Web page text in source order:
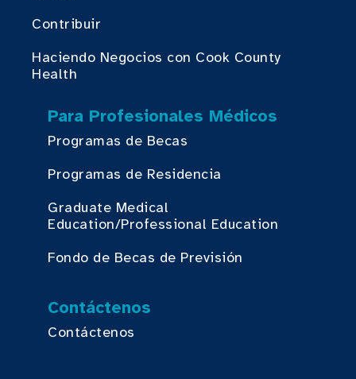
Contribuir
Haciendo Negocios con Cook County
Health
Para Profesionales Médicos
Programas de Becas
Programas de Residencia
Graduate Medical
Education/Professional Education
Fondo de Becas de Previsión
Contáctenos
Contáctenos